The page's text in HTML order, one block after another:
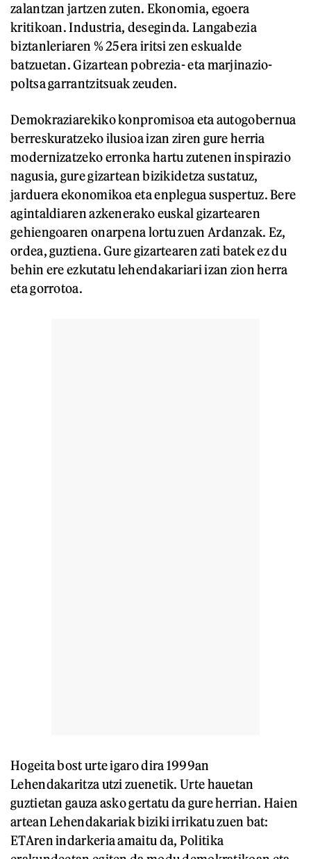
zalantzan jartzen zuten. Ekonomia, egoera
kritikoan. Industria, deseginda. Langabezia
biztanleriaren % 25era iritsi zen eskualde
batzuetan. Gizartean pobrezia- eta marjinazio-
poltsa garrantzitsuak zeuden.
Demokraziarekiko konpromisoa eta autogobernua
berreskuratzeko ilusioa izan ziren gure herria
modernizatzeko erronka hartu zutenen inspirazio
nagusia, gure gizartean bizikidetza sustatuz,
jarduera ekonomikoa eta enplegua suspertuz. Bere
agintaldiaren azkenerako euskal gizartearen
gehiengoaren onarpena lortu zuen Ardanzak. Ez,
ordea, guztiena. Gure gizartearen zati batek ez du
behin ere ezkutatu lehendakariari izan zion herra
eta gorrotoa.
Hogeita bost urte igaro dira 1999an
Lehendakaritza utzi zuenetik. Urte hauetan
guztietan gauza asko gertatu da gure herrian. Haien
artean Lehendakariak biziki irrikatu zuen bat:
ETAren indarkeria amaitu da, Politika